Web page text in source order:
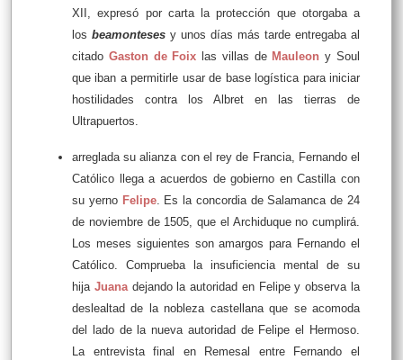
XII, expresó por carta la protección que otorgaba a
los beamonteses y unos días más tarde entregaba al
citado Gaston de Foix las villas de Mauleon y Soul
que iban a permitirle usar de base logística para iniciar
hostilidades contra los Albret en las tierras de
Ultrapuertos.
arreglada su alianza con el rey de Francia, Fernando el
Católico llega a acuerdos de gobierno en Castilla con
su yerno Felipe. Es la concordia de Salamanca de 24
de noviembre de 1505, que el Archiduque no cumplirá.
Los meses siguientes son amargos para Fernando el
Católico. Comprueba la insuficiencia mental de su
hija Juana dejando la autoridad en Felipe y observa la
deslealtad de la nobleza castellana que se acomoda
del lado de la nueva autoridad de Felipe el Hermoso.
La entrevista final en Remesal entre Fernando el